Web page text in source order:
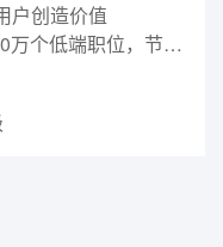
户创造价值
下一篇：2022年，RPA将取代400万个低端职位，节省超1000亿美元成本